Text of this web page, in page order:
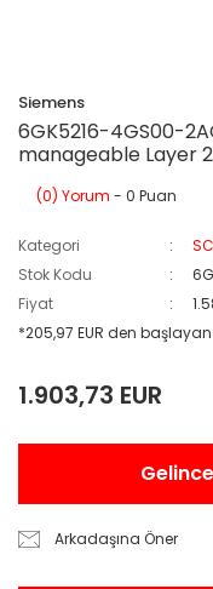
Siemens
6GK5216-4GS00-
manageable Layer 2
(0) Yorum - 0 Puan
Kategori
Stok Kodu
Fiyat
*205,97 EUR den
1.903,73 EUR
Arkadaşına Öner